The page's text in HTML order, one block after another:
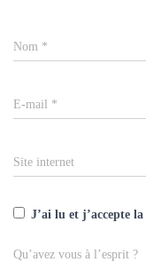
Nom *
E-mail *
Site internet
J’ai lu et j’accepte la
Qu’avez vous à l’esprit ?